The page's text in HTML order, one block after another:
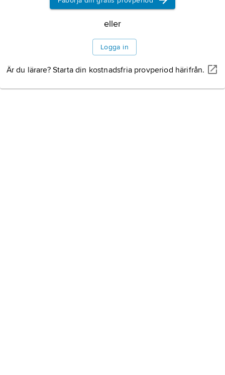
eller
Logga in
Är du lärare? Starta din kostnadsfria provperiod härifrån.